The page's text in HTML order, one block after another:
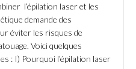
l’épilation laser et les
demande des
éviter les risques de
Voici quelques
: I) Pourquoi l’épilation laser